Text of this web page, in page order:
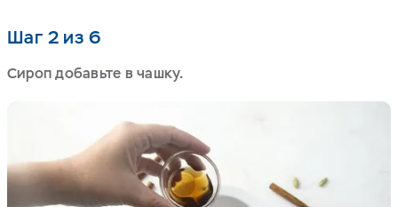
Шаг 2 из 6
Сироп добавьте в чашку.